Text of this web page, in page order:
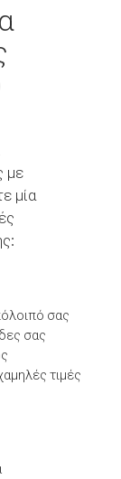
με
μία
σας
σας
τιμές